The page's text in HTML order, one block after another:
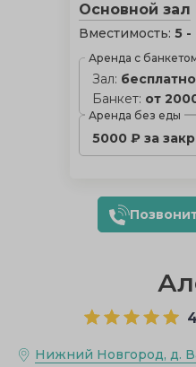
Основной зал
Вместимость: 5 -
Аренда с
Зал: бесплатно
Банкет: от
Аренда без еды
5000 ₽ за
Нижний Новгород, д.